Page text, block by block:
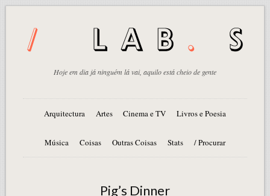
Hoje em dia já ninguém lá vai, aquilo está cheio de gente
Arquitectura Artes Cinema e TV Livros e Poesia
Música Coisas Outras Coisas Stats / Procurar
Pig’s Dinner